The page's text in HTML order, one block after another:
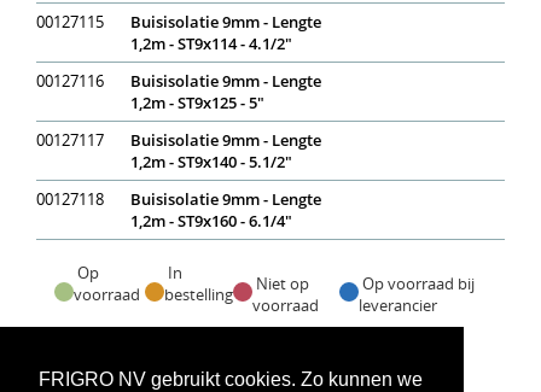
FRIGRO NV gebruikt cookies. Zo kunnen we
00127115
Buisisolatie 9mm - Lengte
1,2m - ST9x114 - 4.1/2"
00127116
Buisisolatie 9mm - Lengte
1,2m - ST9x125 - 5"
00127117
Buisisolatie 9mm - Lengte
1,2m - ST9x140 - 5.1/2"
00127118
Buisisolatie 9mm - Lengte
1,2m - ST9x160 - 6.1/4"
Op
voorraad
In
bestelling
Niet op
voorraad
Op voorraad bij
leverancier